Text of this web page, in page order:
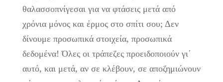
θαλασσοπνίγεσαι για να φτάσεις μετά από
χρόνια μόνος και έρμος στο σπίτι σου; Δεν
δίνουμε προσωπικά στοιχεία, προσωπικά
δεδομένα! Όλες οι τράπεζες προειδοποιούν γι΄
αυτό, και μετά, αν σε κλέβουν, σε αποζημιώνουν